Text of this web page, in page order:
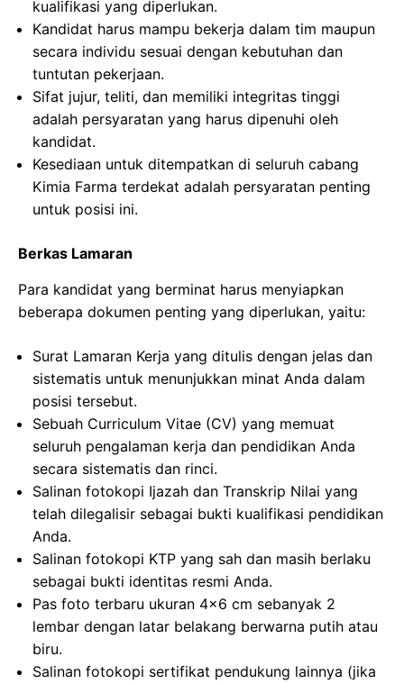
kualifikasi yang diperlukan.
Kandidat harus mampu bekerja dalam tim maupun
secara individu sesuai dengan kebutuhan dan
tuntutan pekerjaan.
Sifat jujur, teliti, dan memiliki integritas tinggi
adalah persyaratan yang harus dipenuhi oleh
kandidat.
Kesediaan untuk ditempatkan di seluruh cabang
Kimia Farma terdekat adalah persyaratan penting
untuk posisi ini.
Berkas Lamaran
Para kandidat yang berminat harus menyiapkan
beberapa dokumen penting yang diperlukan, yaitu:
Surat Lamaran Kerja yang ditulis dengan jelas dan
sistematis untuk menunjukkan minat Anda dalam
posisi tersebut.
Sebuah Curriculum Vitae (CV) yang memuat
seluruh pengalaman kerja dan pendidikan Anda
secara sistematis dan rinci.
Salinan fotokopi Ijazah dan Transkrip Nilai yang
telah dilegalisir sebagai bukti kualifikasi pendidikan
Anda.
Salinan fotokopi KTP yang sah dan masih berlaku
sebagai bukti identitas resmi Anda.
Pas foto terbaru ukuran 4×6 cm sebanyak 2
lembar dengan latar belakang berwarna putih atau
biru.
Salinan fotokopi sertifikat pendukung lainnya (jika